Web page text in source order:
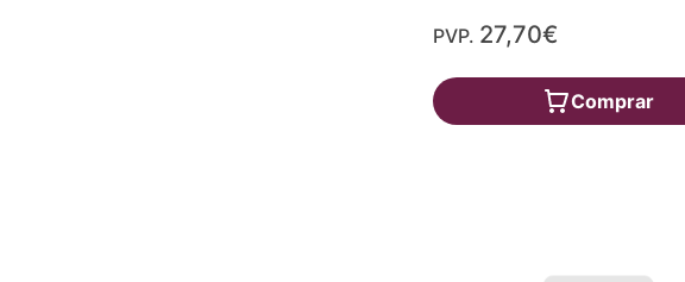
PVP. 27,70€
Comprar